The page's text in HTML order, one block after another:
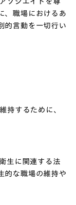
、職場におけるあ
的言動を一切行い
持するために、
生に関連する法
的な職場の維持や